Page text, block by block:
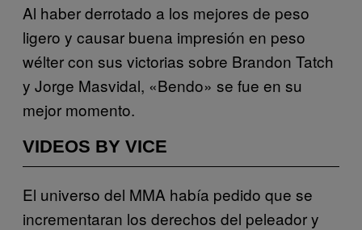
Al haber derrotado a los mejores de peso
ligero y causar buena impresión en peso
wélter con sus victorias sobre Brandon Tatch
y Jorge Masvidal, «Bendo» se fue en su
mejor momento.
VIDEOS BY VICE
El universo del MMA había pedido que se
incrementaran los derechos del peleador y